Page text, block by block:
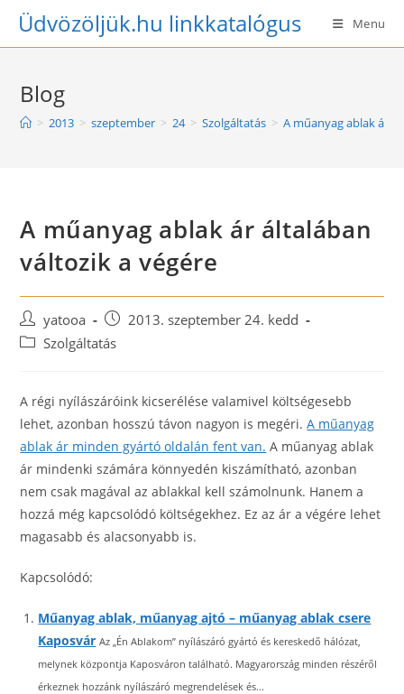
SkipÜdvözöljük.hu linkkatalógus Menu
Blog
> 2013 > szeptember > 24 > Szolgáltatás > A műanyag ablak ár
A műanyag ablak ár általában
változik a végére
Post
author:
yatooa
Post
published:
2013. szeptember 24. kedd
PostSzolgáltatás
A régi nyílászáróink kicserélése valamivel költségesebb
lehet, azonban hosszú távon nagyon is megéri.A műanyag
ablak ár minden gyártó oldalán fent van. A műanyag ablak
ár mindenki számára könnyedén kiszámítható, azonban
nem csak magával az ablakkal kell számolnunk. Hanem a
hozzá még kapcsolódó költségekhez. Ez az ár a végére lehet
magasabb és alacsonyabb is.
Kapcsolódó:
Műanyag ablak, műanyag ajtó – műanyag ablak csere
Kaposvár Az „Én Ablakom” nyílászáró gyártó és kereskedő hálózat,
melynek központja Kaposváron található. Magyarország minden részéről
érkeznek hozzánk nyílászáró megrendelések és...